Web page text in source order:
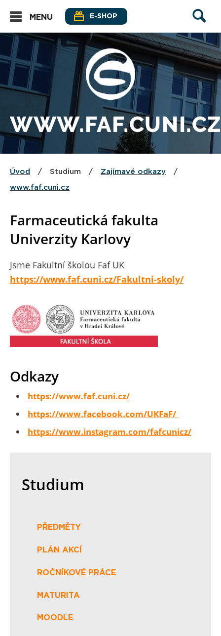
MENU E-SHOP
Úvod / Studium / Zajímavé odkazy /
www.faf.cuni.cz
Farmaceutická fakulta
Univerzity Karlovy
Jsme Fakultní školou Faf UK
https://www.faf.cuni.cz/Fakultni-skoly/
Odkazy
https://www.faf.cuni.cz/
https://www.facebook.com/UKFaF/
https://www.instagram.com/fafcunicz/
Studium
PŘEDMĚTY
PLÁN AKCÍ
ROČNÍKOVÉ PRÁCE
MATURITA
MOODLE